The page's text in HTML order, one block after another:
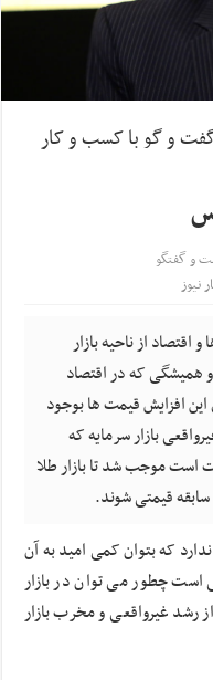
و گو با کسب و کار
و گفتگو
نیوز
اقتصاد از ناحیه بازار
که در اقتصاد
افزایش قیمت ها بوجود
بازار سرمایه که
موجب شد تا بازار طلا
قیمتی شوند.
که بتوان کمی امید به آن
چطور می توان در بازار
رشد غیرواقعی و مخرب بازار